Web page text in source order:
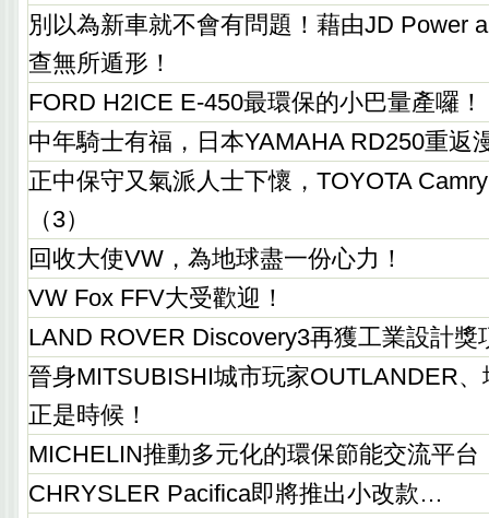
別以為新車就不會有問題！藉由JD Power
查無所遁形！
FORD H2ICE E-450最環保的小巴量產囉！
中年騎士有福，日本YAMAHA RD250重返
正中保守又氣派人士下懷，TOYOTA
（3）
回收大使VW，為地球盡一份心力！
VW Fox FFV大受歡迎！
LAND ROVER Discovery3再獲工業設計獎
晉身MITSUBISHI城市玩家OUTLANDER
正是時候！
MICHELIN推動多元化的環保節能交流平台
CHRYSLER Pacifica即將推出小改款…